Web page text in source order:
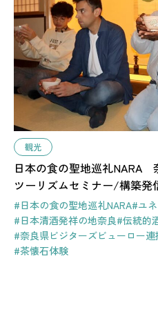
観光
日本の食の聖地巡礼NARA
ツーリズムセミナー/構築発
#日本の食の聖地巡礼NARA#ユ
#日本清酒発祥の地奈良#伝統的
#奈良県ビジターズビューロー
#茶懐石体験